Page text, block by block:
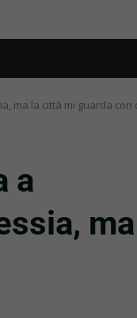
ma la città mi guarda con
a
ma